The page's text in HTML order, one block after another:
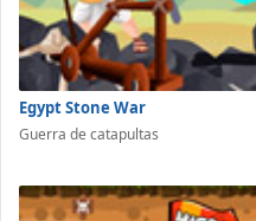
Egypt Stone War
Guerra de catapultas